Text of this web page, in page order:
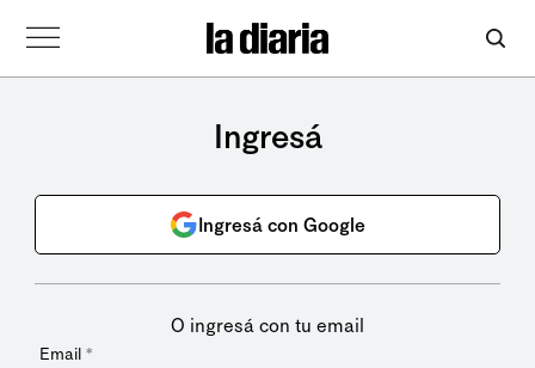
Ingresá
Ingresá con Google
O ingresá con tu email
Email *